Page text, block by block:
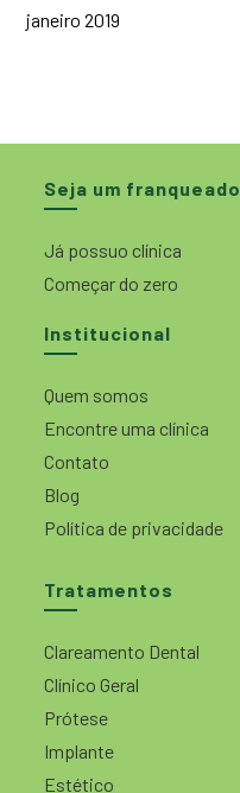
janeiro 2019
Seja um franqueado
Já possuo clínica
Começar do zero
Institucional
Quem somos
Encontre uma clínica
Contato
Blog
Política de privacidade
Tratamentos
Clareamento Dental
Clínico Geral
Prótese
Implante
Estético